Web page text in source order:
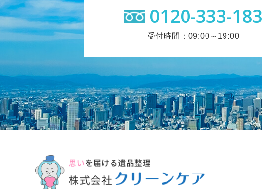
0120-333-183
受付時間：09:00～19:00